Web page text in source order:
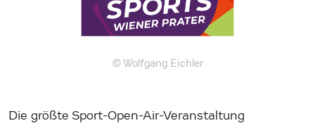
© Wolfgang Eichler
Die größte Sport-Open-Air-Veranstaltung